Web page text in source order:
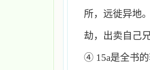
所，远徙异地
劫，出卖自己
④ 15a是全书